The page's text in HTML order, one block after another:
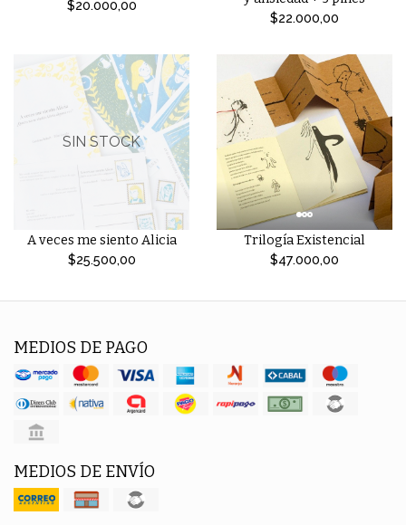
$20.000,00
$22.000,00
SIN STOCK
A veces me siento Alicia
$25.500,00
Trilogía Existencial
$47.000,00
MEDIOS DE PAGO
MEDIOS DE ENVÍO